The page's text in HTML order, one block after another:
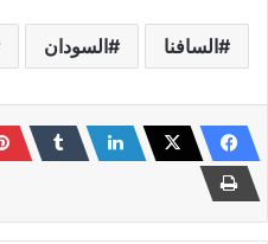
السافنا السودان